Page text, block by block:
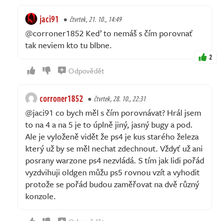
jaci91 čtvrtek, 21. 10., 14:49
@corroner1852 Keď to nemáš s čím porovnať
tak neviem kto tu blbne.
2
Odpovědět
corroner1852 čtvrtek, 28. 10., 22:31
@jaci91 co bych měl s čím porovnávat? Hrál jsem
to na 4 a na 5 je to úplně jiný, jasný bugy a pod.
Ale je vyloženě vidět že ps4 je kus starého železa
který už by se měl nechat zdechnout. Vždyť už ani
posrany warzone ps4 nezvládá. S tím jak lidi pořád
vyzdvihuji oldgen můžu ps5 rovnou vzít a vyhodit
protože se pořád budou zaměřovat na dvě různý
konzole.